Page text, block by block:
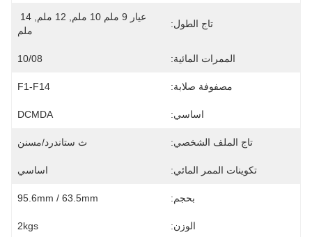
تاج الطول:
ملم
الممرات المائية: 10/08
مصفوفة صلابة: F1-F14
اساسي: DCMDA
تاج الملف الشخصي: ث ستاندرد/مسنن
تكوينات الممر المائي: اساسي
بحجم: 95.6mm / 63.5mm
الوزن: 2kgs